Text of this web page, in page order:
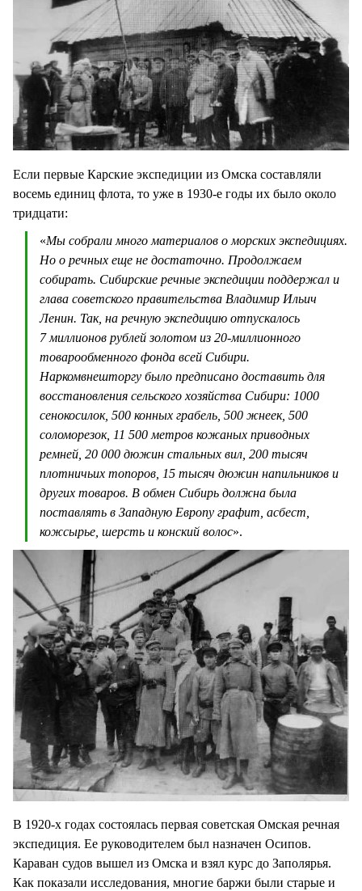
Если первые Карские экспедиции из Омска составляли
восемь единиц флота, то уже в 1930-е годы их было около
тридцати:
«Мы собрали много материалов о морских экспедициях.
Но о речных еще не достаточно. Продолжаем
собирать. Сибирские речные экспедиции поддержал и
глава советского правительства Владимир Ильич
Ленин. Так, на речную экспедицию отпускалось
7 миллионов рублей золотом из 20-миллионного
товарообменного фонда всей Сибири.
Наркомвнешторгу было предписано доставить для
восстановления сельского хозяйства Сибири: 1000
сенокосилок, 500 конных грабель, 500 жнеек, 500
соломорезок, 11 500 метров кожаных приводных
ремней, 20 000 дюжин стальных вил, 200 тысяч
плотничьих топоров, 15 тысяч дюжин напильников и
других товаров. В обмен Сибирь должна была
поставлять в Западную Европу графит, асбест,
кожсырье, шерсть и конский волос».
В 1920-х годах состоялась первая советская Омская речная
экспедиция. Ее руководителем был назначен Осипов.
Караван судов вышел из Омска и взял курс до Заполярья.
Как показали исследования, многие баржи были старые и